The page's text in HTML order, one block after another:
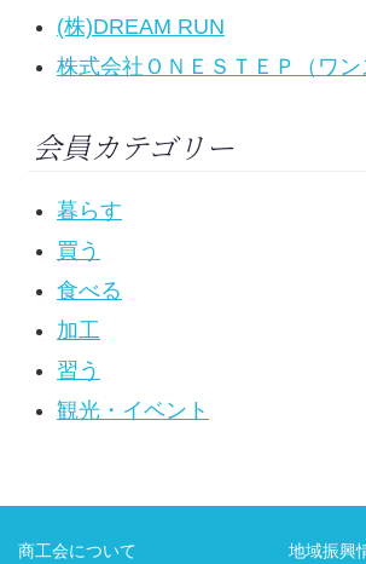
(株)DREAM RUN
株式会社ＯＮＥＳＴＥＰ（ワン
会員カテゴリー
暮らす
買う
食べる
加工
習う
観光・イベント
商工会について 地域振興